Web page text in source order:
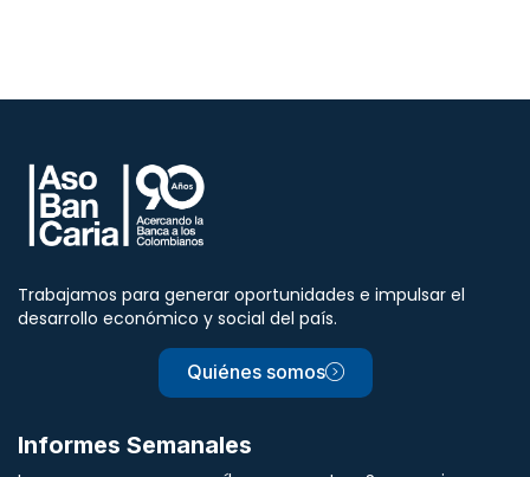
Trabajamos para generar oportunidades e impulsar el
desarrollo económico y social del país.
Quiénes somos
Informes Semanales